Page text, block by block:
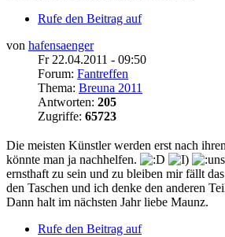
Rufe den Beitrag auf
von hafensaenger
Fr 22.04.2011 - 09:50
Forum: Fantreffen
Thema: Breuna 2011
Antworten: 205
Zugriffe: 65723
Die meisten Künstler werden erst nach
könnte man ja nachhelfen.
ernsthaft zu sein und zu bleiben mir fällt
den Taschen und ich denke den anderen
Dann halt im nächsten Jahr liebe Maunz.
Rufe den Beitrag auf